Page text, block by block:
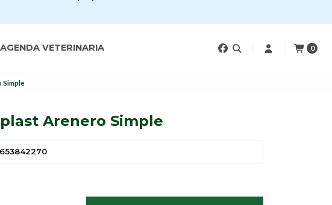
AGENDA VETERINARIA 0
Simple
Arenero Simple